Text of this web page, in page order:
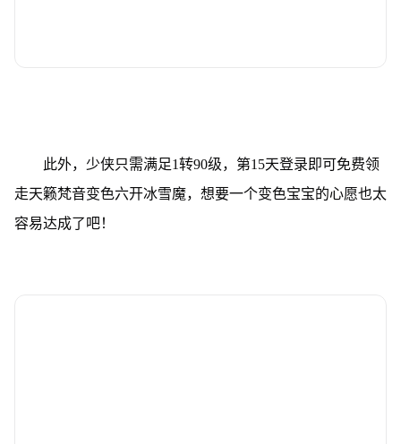
此外，少侠只需满足1转90级，第15天登录即可免费领
走天籁梵音变色六开冰雪魔，想要一个变色宝宝的心愿也太
容易达成了吧！